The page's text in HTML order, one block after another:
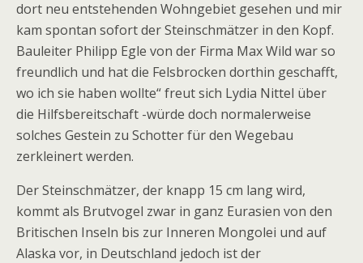
dort neu entstehenden Wohngebiet gesehen und mir
kam spontan sofort der Steinschmätzer in den Kopf.
Bauleiter Philipp Egle von der Firma Max Wild war so
freundlich und hat die Felsbrocken dorthin geschafft,
wo ich sie haben wollte“ freut sich Lydia Nittel über
die Hilfsbereitschaft -würde doch normalerweise
solches Gestein zu Schotter für den Wegebau
zerkleinert werden.
Der Steinschmätzer, der knapp 15 cm lang wird,
kommt als Brutvogel zwar in ganz Eurasien von den
Britischen Inseln bis zur Inneren Mongolei und auf
Alaska vor, in Deutschland jedoch ist der